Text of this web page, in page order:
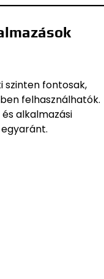
fontosak,
felhasználhatók.
alkalmazási